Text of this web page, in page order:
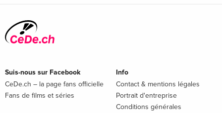
Suis-nous sur Facebook
CeDe.ch – la page fans officielle
Fans de films et séries
Info
Contact & mentions légales
Portrait d'entreprise
Conditions générales